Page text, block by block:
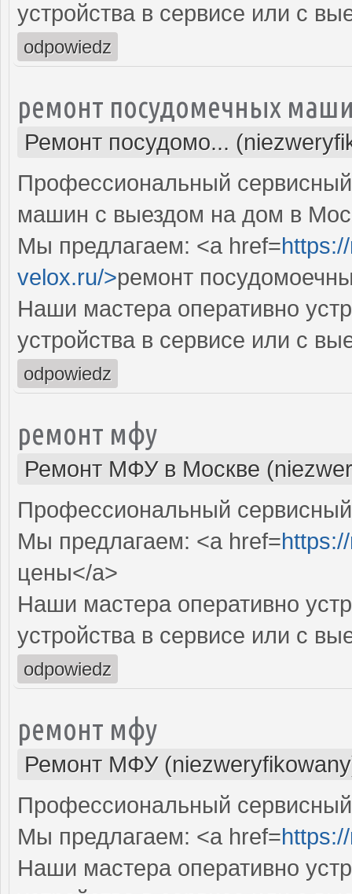
устройства в сервисе или с
odpowiedz
ремонт посудомечных
Ремонт посудомо...
Профессиональный
машин с выездом на дом в
Мы предлагаем: <a href=
velox.ru/>ремонт
Наши мастера оперативно
устройства в сервисе или с
odpowiedz
ремонт мфу
Ремонт МФУ в Москве
Профессиональный
Мы предлагаем: <a href=
цены</a>
Наши мастера оперативно
устройства в сервисе или с
odpowiedz
ремонт мфу
Ремонт МФУ
Профессиональный
Мы предлагаем: <a href=
Наши мастера оперативно